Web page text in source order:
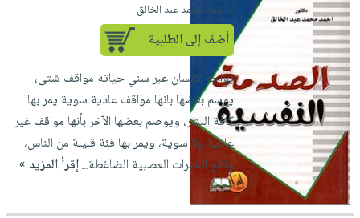
الأكثر
مبيعاً
جوائز
شحن
مخفض
عروض
خاصة
صفحات
مشوقة
الصفحة
الرئيسية
صدر
حديثاً
الأكثر
مبيعاً
كتب
مجانية
كتب
صوتية
الصفحة
الرئيسية
masmu3
حدود
أطفال
وناشئة
الصفحةوسائل
لـ أحمد محمد عبد الخالق
أضف إلى الطلبية
يواجه الإنسان عبر سني حياته مواقف شتى،
يوسم بعضها بانها مواقف عادية سوية يمر بها
كافة البشر، ويوصم بعضها الآخر بأنها مواقف غير
عادية ولا سوية، ويمر بها فئة قليلة من الناس،
وتقع الخبرات العصبية الضاغطة...إقرأ المزيد »